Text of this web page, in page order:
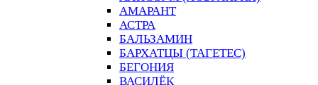
АМАРАНТ
АСТРА
БАЛЬЗАМИН
БАРХАТЦЫ (ТАГЕТЕС)
БЕГОНИЯ
ВАСИЛЁК